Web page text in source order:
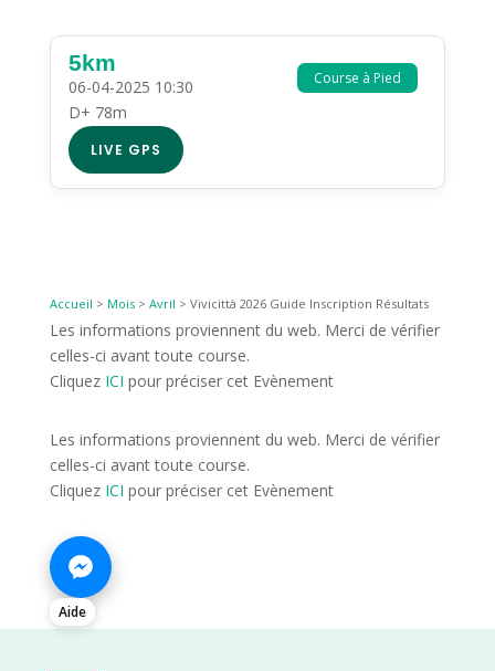
Course à Pied
5km
06-04-2025 10:30
D+ 78m
LIVE GPS
Accueil > Mois> Avril > Vivicittà 2026 Guide Inscription Résultats
Les informations proviennent du web. Merci de vérifier
celles-ci avant toute course.
Cliquez ICI pour préciser cet Evènement
Les informations proviennent du web. Merci de vérifier
celles-ci avant toute course.
Cliquez ICI pour préciser cet Evènement
Aide